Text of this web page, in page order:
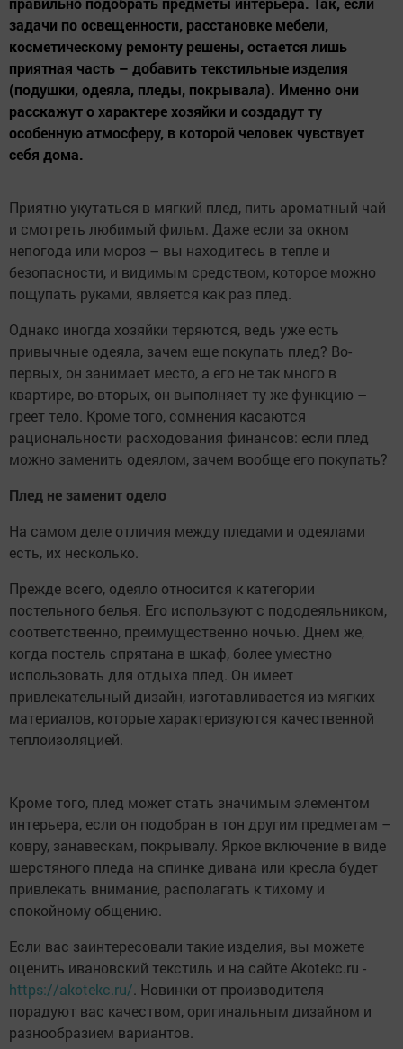
задачи по освещенности, расстановке мебели,
косметическому ремонту решены, остается лишь
приятная часть – добавить текстильные изделия
(подушки, одеяла, пледы, покрывала). Именно они
расскажут о характере хозяйки и создадут ту
особенную атмосферу, в которой человек чувствует
себя дома.
Приятно укутаться в мягкий плед, пить ароматный чай
и смотреть любимый фильм. Даже если за окном
непогода или мороз – вы находитесь в тепле и
безопасности, и видимым средством, которое можно
пощупать руками, является как раз плед.
Однако иногда хозяйки теряются, ведь уже есть
привычные одеяла, зачем еще покупать плед? Во-
первых, он занимает место, а его не так много в
квартире, во-вторых, он выполняет ту же функцию –
греет тело. Кроме того, сомнения касаются
рациональности расходования финансов: если плед
можно заменить одеялом, зачем вообще его покупать?
Плед не заменит одело
На самом деле отличия между пледами и одеялами
есть, их несколько.
Прежде всего, одеяло относится к категории
постельного белья. Его используют с пододеяльником,
соответственно, преимущественно ночью. Днем же,
когда постель спрятана в шкаф, более уместно
использовать для отдыха плед. Он имеет
привлекательный дизайн, изготавливается из мягких
материалов, которые характеризуются качественной
теплоизоляцией.
Кроме того, плед может стать значимым элементом
интерьера, если он подобран в тон другим предметам –
ковру, занавескам, покрывалу. Яркое включение в виде
шерстяного пледа на спинке дивана или кресла будет
привлекать внимание, располагать к тихому и
спокойному общению.
Если вас заинтересовали такие изделия, вы можете
оценить ивановский текстиль и на сайте Akotekc.ru -
https://akotekc.ru/. Новинки от производителя
порадуют вас качеством, оригинальным дизайном и
разнообразием вариантов.